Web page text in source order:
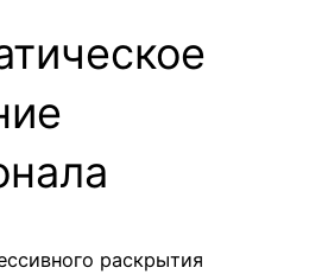
раскрытия